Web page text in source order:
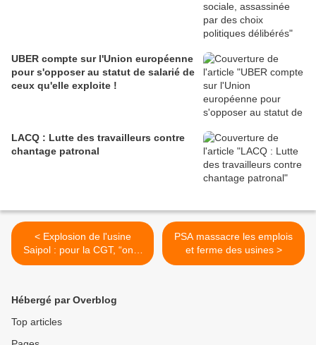
UBER compte sur l'Union européenne
pour s'opposer au statut de salarié de
ceux qu'elle exploite !
LACQ : Lutte des travailleurs contre
chantage patronal
< Explosion de l'usine
Saipol : pour la CGT, “on a
envoyé des sous-traitants
PSA massacre les emplois
et ferme des usines >
Hébergé par Overblog
Top articles